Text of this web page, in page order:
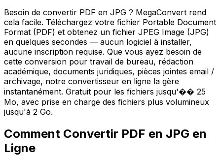
Besoin de convertir PDF en JPG ? MegaConvert rend
cela facile. Téléchargez votre fichier Portable Document
Format (PDF) et obtenez un fichier JPEG Image (JPG)
en quelques secondes — aucun logiciel à installer,
aucune inscription requise. Que vous ayez besoin de
cette conversion pour travail de bureau, rédaction
académique, documents juridiques, pièces jointes email /
archivage, notre convertisseur en ligne la gère
instantanément. Gratuit pour les fichiers jusqu'�� 25
Mo, avec prise en charge des fichiers plus volumineux
jusqu'à 2 Go.
Comment Convertir PDF en JPG en
Ligne